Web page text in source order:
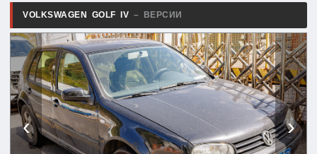
VOLKSWAGEN GOLF IV – ВЕРСИИ
‹ ›